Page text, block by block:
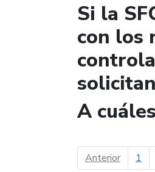
Si la
con los
A
Anteriorpágina
1